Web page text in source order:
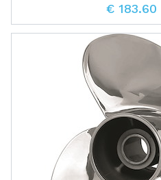
€ 183.60